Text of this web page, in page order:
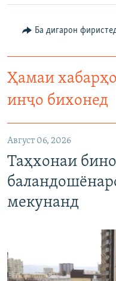
Ҳамаи сомонаҳои
Ба дигарон
Ҳамаи
инҷо бихонед
Август 06, 2026
Таҳхонаи
мекунанд